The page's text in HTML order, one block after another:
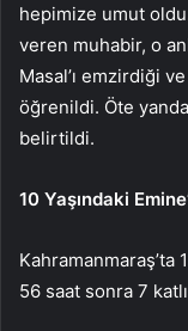
hepimize umut
veren muhabir, o
Masal’ı emzirdiği
öğrenildi. Öte
belirtildi.
10 Yaşındaki
Kahramanmaraş’ta
56 saat sonra 7